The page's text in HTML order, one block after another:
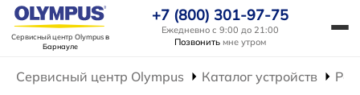
Сервисный центр Olympusв
Барнауле
+7 (800) 301-97-75
Ежедневно с 9:00 до 21:00
Позвонить мне утром
Сервисный центр Olympus Каталог устройств